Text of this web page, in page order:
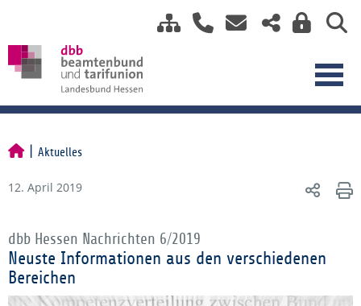
Aktuelles
12. April 2019
dbb Hessen Nachrichten 6/2019
Neuste Informationen aus den verschiedenen
Bereichen